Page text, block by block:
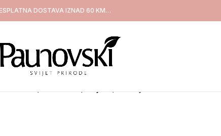
DOSTAVA IZNAD 60 KM…